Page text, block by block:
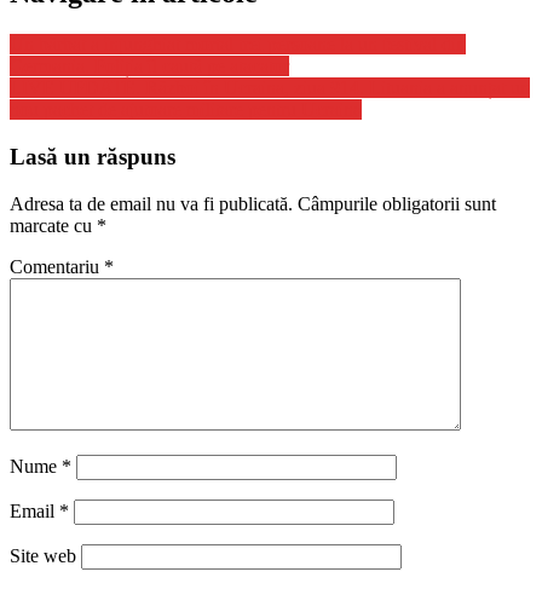
Lasă un răspuns
Adresa ta de email nu va fi publicată. Câmpurile obligatorii sunt
marcate cu *
Comentariu *
Nume *
Email *
Site web